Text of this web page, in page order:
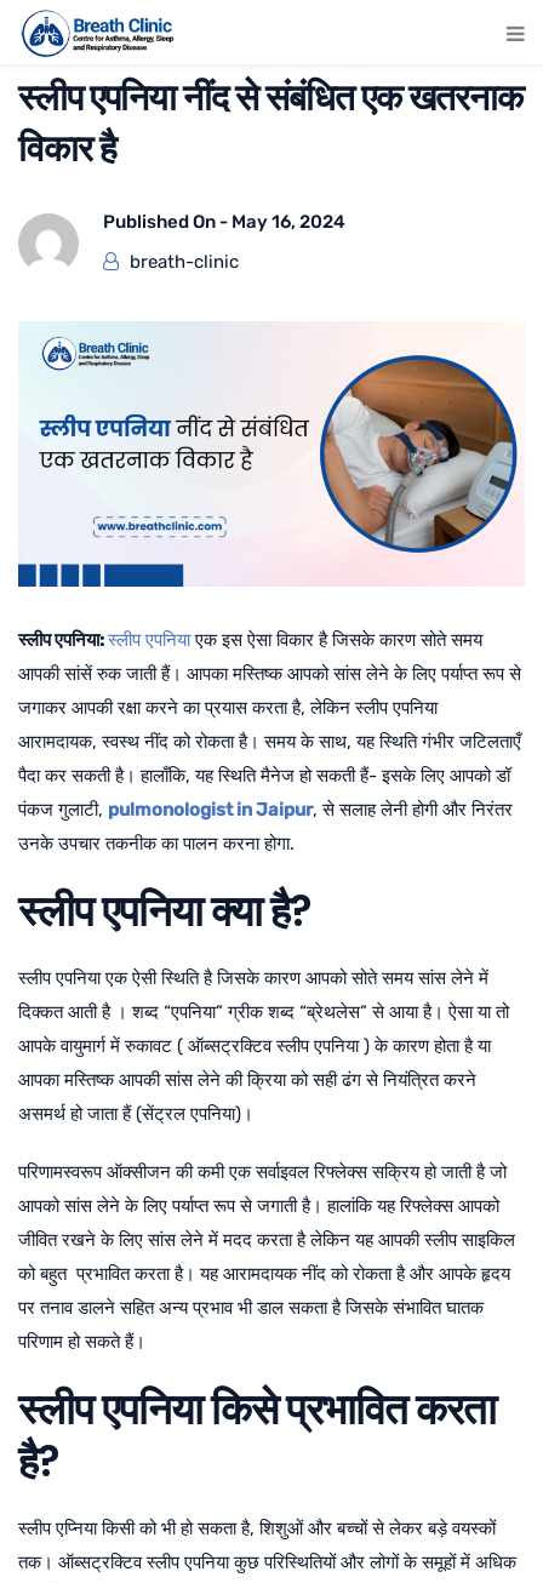
स्लीप एपनिया नींद से संबंधित एक खतरनाक
विकार है
Published On - May 16, 2024
breath-clinic
स्लीप एपनिया:स्लीप एपनियाएक इस ऐसा विकार है जिसके कारण सोते समय
आपकी सांसें रुक जाती हैं। आपका मस्तिष्क आपको सांस लेने के लिए पर्याप्त रूप से
जगाकर आपकी रक्षा करने का प्रयास करता है, लेकिन स्लीप एपनिया
आरामदायक, स्वस्थ नींद को रोकता है। समय के साथ, यह स्थिति गंभीर जटिलताएँ
पैदा कर सकती है। हालाँकि, यह स्थिति मैनेज हो सकती हैं- इसके लिए आपकोडॉ
पंकज गुलाटी, pulmonologist in Jaipur, से सलाह लेनी होगी और निरंतर
उनके उपचार तकनीक का पालन करना होगा.
स्लीप एपनिया क्या है?
स्लीप एपनिया एक ऐसी स्थिति है जिसके कारण आपको सोते समय सांस लेने में
दिक्कत आती है । शब्द “एपनिया” ग्रीक शब्द “ब्रेथलेस” से आया है। ऐसा या तो
आपके वायुमार्ग में रुकावट ( ऑब्सट्रक्टिव स्लीप एपनिया ) के कारण होता है या
आपका मस्तिष्क आपकी सांस लेने की क्रिया को सही ढंग से नियंत्रित करने
असमर्थ हो जाता हैं (सेंट्रल एपनिया)।
परिणामस्वरूप ऑक्सीजन की कमी एक सर्वाइवल रिफ्लेक्स सक्रिय हो जाती है जो
आपको सांस लेने के लिए पर्याप्त रूप से जगाती है। हालांकि यह रिफ्लेक्स आपको
जीवित रखने के लिए सांस लेने में मदद करता है लेकिन यह आपकी स्लीप साइकिल
को बहुत प्रभावित करता है। यह आरामदायक नींद को रोकता है और आपके हृदय
पर तनाव डालने सहित अन्य प्रभाव भी डाल सकता है जिसके संभावित घातक
परिणाम हो सकते हैं।
स्लीप एपनिया किसे प्रभावित करता
है?
स्लीप एप्निया किसी को भी हो सकता है, शिशुओं और बच्चों से लेकर बड़े वयस्कों
तक। ऑब्सट्रक्टिव स्लीप एपनिया कुछ परिस्थितियों और लोगों के समूहों में अधिक